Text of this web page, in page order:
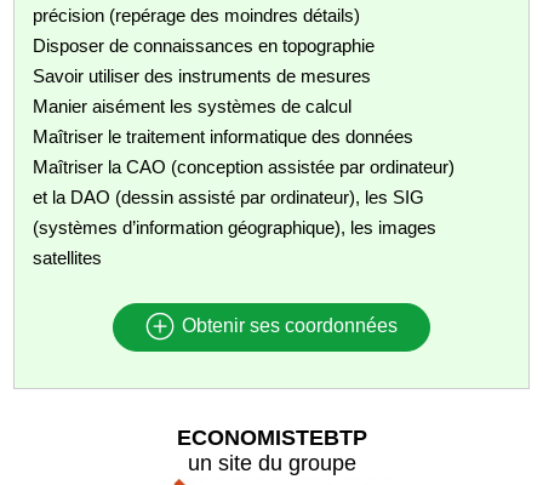
précision (repérage des moindres détails)
Disposer de connaissances en topographie
Savoir utiliser des instruments de mesures
Manier aisément les systèmes de calcul
Maîtriser le traitement informatique des données
Maîtriser la CAO (conception assistée par ordinateur)
et la DAO (dessin assisté par ordinateur), les SIG
(systèmes d’information géographique), les images
satellites
Obtenir ses coordonnées
ECONOMISTEBTP
un site du groupe